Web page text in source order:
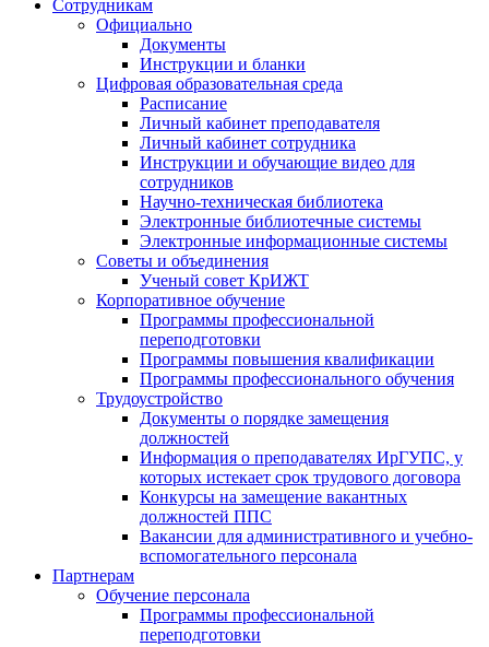
Сотрудникам
Официально
Документы
Инструкции и бланки
Цифровая образовательная среда
Расписание
Личный кабинет преподавателя
Личный кабинет сотрудника
Инструкции и обучающие видео для
сотрудников
Научно-техническая библиотека
Электронные библиотечные системы
Электронные информационные системы
Советы и объединения
Ученый совет КрИЖТ
Корпоративное обучение
Программы профессиональной
переподготовки
Программы повышения квалификации
Программы профессионального обучения
Трудоустройство
Документы о порядке замещения
должностей
Информация о преподавателях ИрГУПС, у
которых истекает срок трудового договора
Конкурсы на замещение вакантных
должностей ППС
Вакансии для административного и учебно-
вспомогательного персонала
Партнерам
Обучение персонала
Программы профессиональной
переподготовки